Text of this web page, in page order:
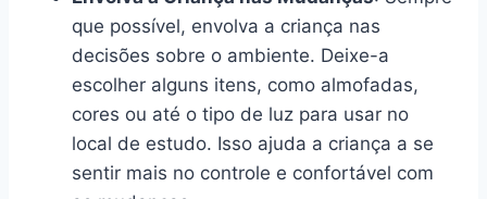
que possível, envolva a criança nas
decisões sobre o ambiente. Deixe-a
escolher alguns itens, como almofadas,
cores ou até o tipo de luz para usar no
local de estudo. Isso ajuda a criança a se
sentir mais no controle e confortável com